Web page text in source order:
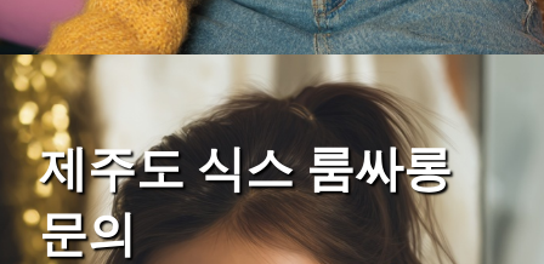
제주도 식스 룸싸롱
문의